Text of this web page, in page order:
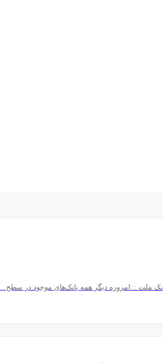
ملت :: امروزه دیگر همه بانک‌های موجود در سطح...